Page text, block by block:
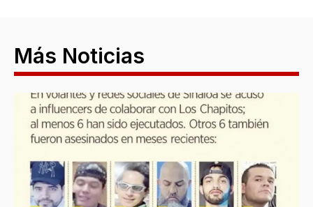
Más Noticias